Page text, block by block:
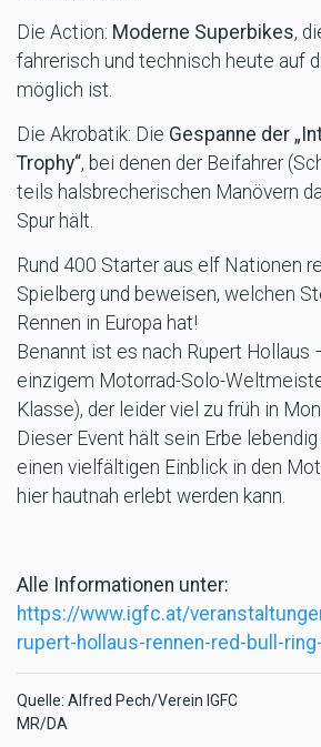
Die Action: Moderne Superbikes,
fahrerisch und technisch heute auf
möglich ist.
Die Akrobatik: Die Gespanne der
Trophy“, bei denen der Beifahrer
teils halsbrecherischen Manövern
Spur hält.
Rund 400 Starter aus elf Nationen
Spielberg und beweisen, welchen
Rennen in Europa hat!
Benannt ist es nach Rupert Hollaus
einzigem Motorrad-Solo-
Klasse), der leider viel zu früh in
Dieser Event hält sein Erbe
einen vielfältigen Einblick in den
hier hautnah erlebt werden kann.
Alle Informationen unter:
https://www.igfc.at/
rupert-hollaus-rennen-red-bull-
Quelle: Alfred Pech/Verein IGFC
MR/DA